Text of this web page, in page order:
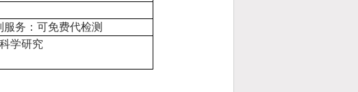
服务：可免费代检测
学研究